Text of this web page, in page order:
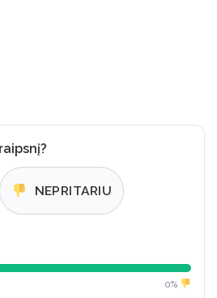
NEPRITARIU
0%